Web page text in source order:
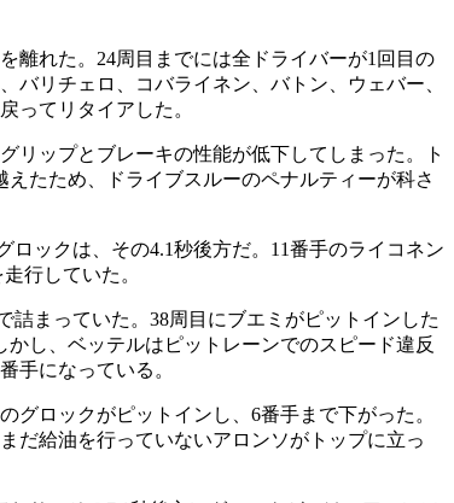
離れた。24周目までには全ドライバーが1回目の
リチェロ、コバライネン、バトン、ウェバー、
ってリタイアした。
リップとブレーキの性能が低下してしまった。ト
たため、ドライブスルーのペナルティーが科さ
ックは、その4.1秒後方だ。11番手のライコネン
行していた。
まっていた。38周目にブエミがピットインした
し、ベッテルはピットレーンでのスピード違反
手になっている。
ロックがピットインし、6番手まで下がった。
だ給油を行っていないアロンソがトップに立っ